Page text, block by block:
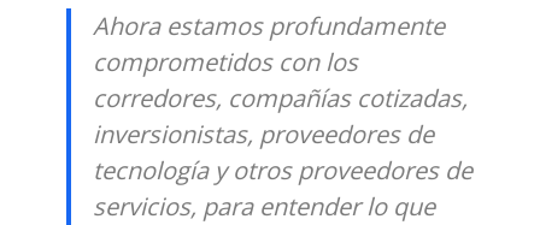
Ahora estamos profundamente
comprometidos con los
corredores, compañías cotizadas,
inversionistas, proveedores de
tecnología y otros proveedores de
servicios, para entender lo que